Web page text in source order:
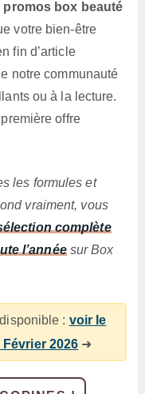
promos box beauté
votre bien-être
fin d’article
notre communauté
ou à la lecture.
offre
les formules et
vraiment, vous
complète
l’annéesur Box
: voir le
2026 ➜